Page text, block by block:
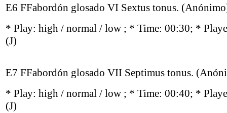
E6 FFabordón glosado VI Sextus tonus.
* Play: high / normal / low ; * Time: 00:30; *
(J)
E7 FFabordón glosado VII Septimus tonus.
* Play: high / normal / low ; * Time: 00:40; *
(J)